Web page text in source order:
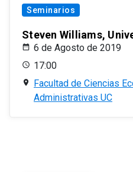
Seminarios
Steven Williams,
6 de Agosto de 2019
17:00
Facultad de Ciencias
Administrativas UC